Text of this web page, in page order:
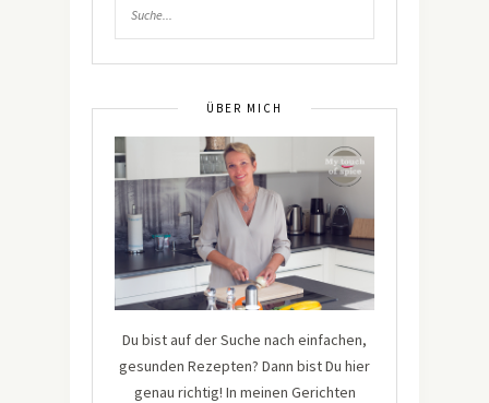
ÜBER MICH
Du bist auf der Suche nach einfachen,
gesunden Rezepten? Dann bist Du hier
genau richtig! In meinen Gerichten